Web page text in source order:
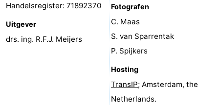
Uitkijkpunten
Attracties
Handelsregister: 71892370
Uitgever
drs. ing. R.F.J. Meijers
Fotografen
C. Maas
S. van Sparrentak
P. Spijkers
Hosting
TransIP; Amsterdam, the
Netherlands.